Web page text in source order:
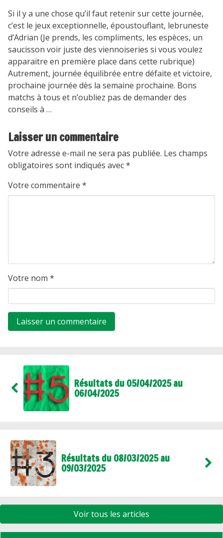
Si il y a une chose qu’il faut retenir sur cette journée,
c’est le jeux exceptionnelle, époustouflant, lebruneste
d’Adrian (Je prends, les compliments, les espèces, un
saucisson voir juste des viennoiseries si vous voulez
apparaitre en première place dans cette rubrique)
Autrement, journée équilibrée entre défaite et victoire,
prochaine journée dès la semaine prochaine. Bons
matchs à tous et n’oubliez pas de demander des
conseils à …
Laisser un commentaire
Votre adresse e-mail ne sera pas publiée. Les champs
obligatoires sont indiqués avec*
Votre commentaire *
Votre nom *
Résultats du 05/04/2025 au
06/04/2025
Résultats du 08/03/2025 au
09/03/2025
Voir tous les articles